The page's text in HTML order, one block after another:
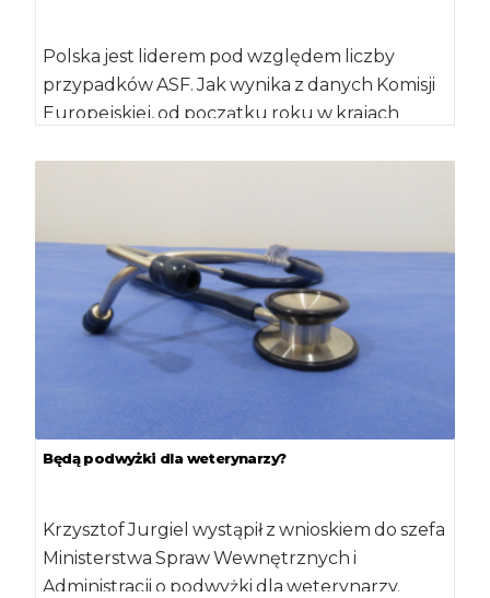
Polska jest liderem pod względem liczby
przypadków ASF. Jak wynika z danych Komisji
Europejskiej, od początku roku w krajach
Będą podwyżki dla weterynarzy?
Krzysztof Jurgiel wystąpił z wnioskiem do szefa
Ministerstwa Spraw Wewnętrznych i
Administracji o podwyżki dla weterynarzy.